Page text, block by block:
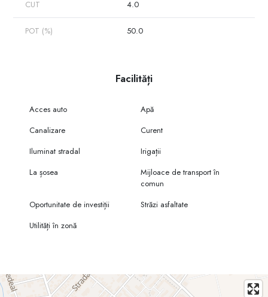
CUT 4.0
POT (%) 50.0
Facilități
Acces auto
Apă
Canalizare
Curent
Iluminat stradal
Irigații
La șosea
Mijloace de transport în
comun
Oportunitate de investiții
Străzi asfaltate
Utilități în zonă